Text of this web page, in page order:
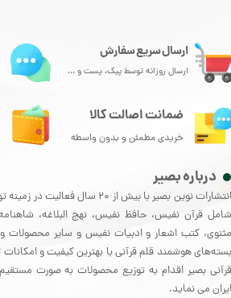
درباره بصیر
انتشارات نوین بصیر با بیش از 20
شامل قرآن نفیس، حافظ نفیس، نهج البلاغه،
مثنوی، کتب اشعار و ادبیات نفیس و سایر محصولات و
بسته‌های هوشمند قلم قرآنی با بهترین کیفیت و
قرآنی بصیر اقدام به توزیع محصولات به صورت
ایران می نماید.
ارسال سریع سفارش
ارسال روزانه توسط پیک، پست و ...
ضمانت اصالت کالا
خریدی مطمئن و بدون واسطه